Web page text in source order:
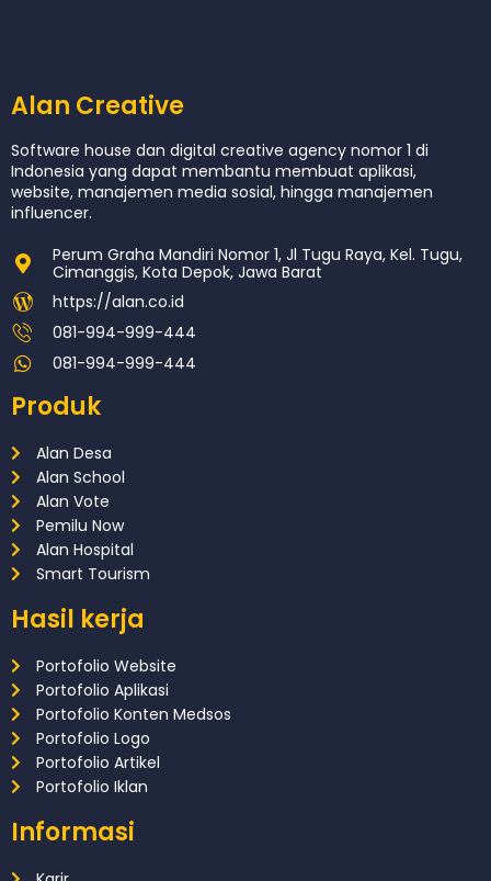
Alan Creative
Software house dan digital creative agency nomor 1 di
Indonesia yang dapat membantu membuat aplikasi,
website, manajemen media sosial, hingga manajemen
influencer.
Perum Graha Mandiri Nomor 1, Jl Tugu Raya, Kel. Tugu,
Cimanggis, Kota Depok, Jawa Barat
https://alan.co.id
081-994-999-444
081-994-999-444
Produk
Alan Desa
Alan School
Alan Vote
Pemilu Now
Alan Hospital
Smart Tourism
Hasil kerja
Portofolio Website
Portofolio Aplikasi
Portofolio Konten Medsos
Portofolio Logo
Portofolio Artikel
Portofolio Iklan
Informasi